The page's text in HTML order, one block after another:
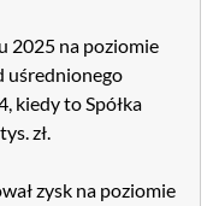
2025 na poziomie
uśrednionego
kiedy to Spółka
zł.
zysk na poziomie